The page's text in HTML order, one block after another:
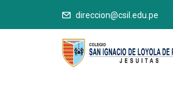
direccion@csil.edu.pe